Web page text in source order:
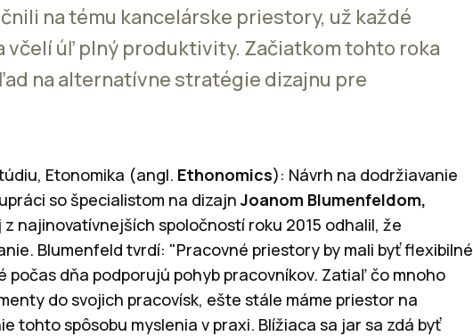
na tému kancelárske priestory, už každé
včelí úľ plný produktivity. Začiatkom tohto roka
na alternatívne stratégie dizajnu pre
Etonomika (angl. Ethonomics): Návrh na dodržiavanie
so špecialistom na dizajnJoanom Blumenfeldom,
z najinovatívnejších spoločností roku 2015 odhalil, že
Blumenfeld tvrdí: "Pracovné priestory by mali byť flexibilné
dňa podporujú pohyb pracovníkov. Zatiaľ čo mnoho
do svojich pracovísk, ešte stále máme priestor na
tohto spôsobu myslenia v praxi. Blížiaca sa jar sa zdá byť